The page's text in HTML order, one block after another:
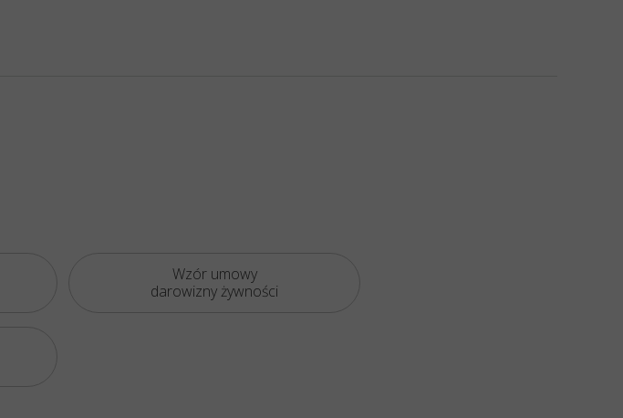
Wzór umowy
darowizny żywności